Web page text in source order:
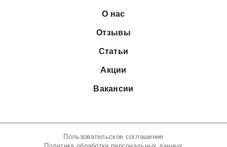
О нас
Отзывы
Статьи
Акции
Вакансии
Пользовательское соглашение